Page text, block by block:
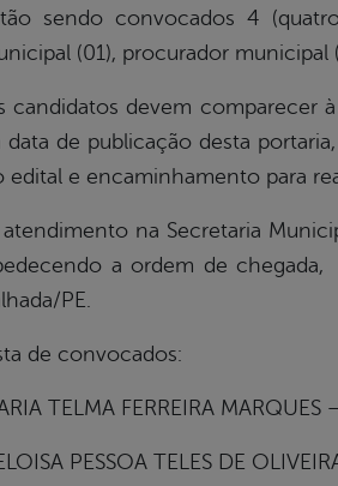
sendo convocados 4
(01), procurador municipal
candidatos devem comparecer
data de publicação desta
edital e encaminhamento para
na Secretaria
a ordem de chegada,
PE.
de convocados:
TELMA FERREIRA
PESSOA TELES DE